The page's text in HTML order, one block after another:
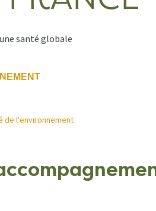
santé globale
Nos missions
de l'environnement